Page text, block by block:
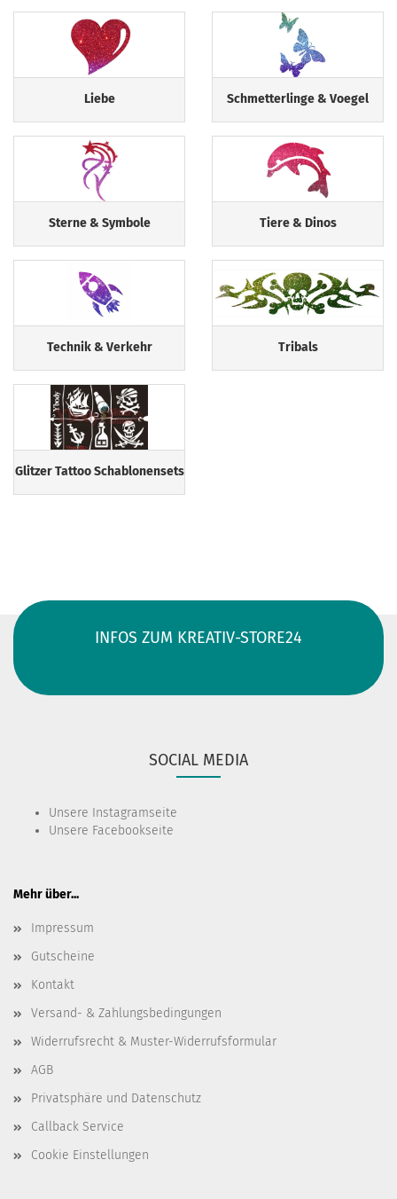
Liebe Schmetterlinge & Voegel
Sterne & Symbole Tiere & Dinos
Technik & Verkehr Tribals
Glitzer Tattoo Schablonensets
INFOS ZUM KREATIV-STORE24
SOCIAL MEDIA
Unsere Instagramseite
Unsere Facebookseite
Mehr über...
Impressum
Gutscheine
Kontakt
Versand- & Zahlungsbedingungen
Widerrufsrecht & Muster-Widerrufsformular
AGB
Privatsphäre und Datenschutz
Callback Service
Cookie Einstellungen